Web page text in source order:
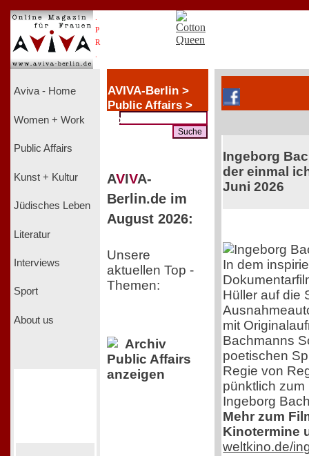
P
R
Aviva - Home
Women + Work
Public Affairs
Kunst + Kultur
Jüdisches Leben
Literatur
Interviews
Sport
About us
AVIVA-Berlin >
Public Affairs >
Politik +
AVIVA-
Berlin.de im
August 2026:
Unsere
aktuellen Top -
Themen:
Archiv
Public Affairs
anzeigen
Ingeborg
der einmal
Juni 2026
In dem
Hüller auf die
mit
Bachmanns
poetischen
Regie von
pünktlich
Ingeborg
Mehr zum
Kinotermine
weltkino.de/